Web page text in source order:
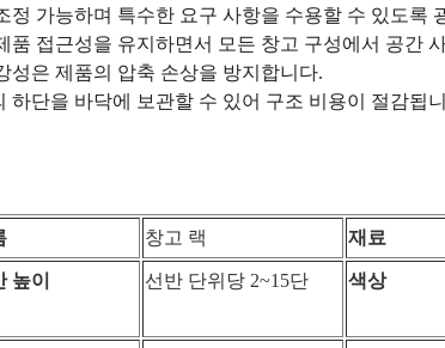
정 가능하며 특수한 요구 사항을 수용할 수 있도록
품 접근성을 유지하면서 모든 창고 구성에서 공간
성은 제품의 압축 손상을 방지합니다.
하단을 바닥에 보관할 수 있어 구조 비용이 절감됩
창고 랙 재료
높이 선반 단위당 2~15단 색상